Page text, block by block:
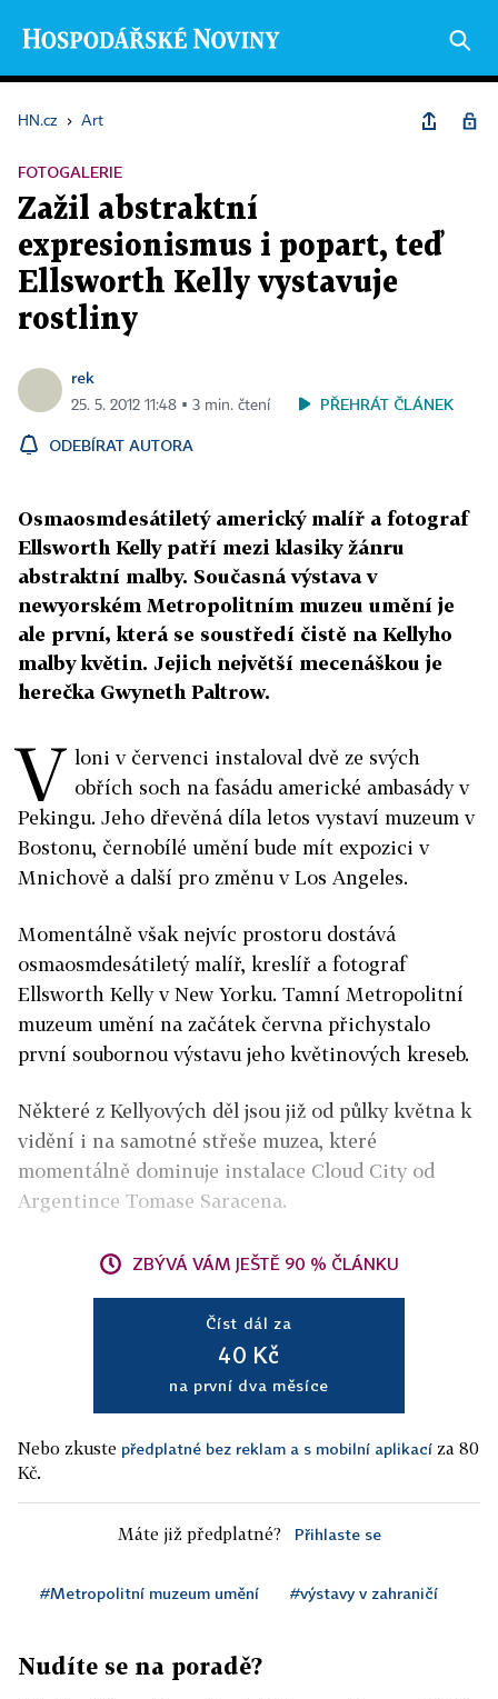
HN.cz › Art
FOTOGALERIE
Zažil abstraktní
expresionismus i popart, teď
Ellsworth Kelly vystavuje
rostliny
rek
25. 5. 2012 11:48 ▪ 3 min. čtení PŘEHRÁT ČLÁNEK
ODEBÍRAT AUTORA
Osmaosmdesátiletý americký malíř a fotograf
Ellsworth Kelly patří mezi klasiky žánru
abstraktní malby. Současná výstava v
newyorském Metropolitním muzeu umění je
ale první, která se soustředí čistě na Kellyho
malby květin. Jejich největší mecenáškou je
herečka Gwyneth Paltrow.
V loni v červenci instaloval dvě ze svých
obřích soch na fasádu americké ambasády v
Pekingu. Jeho dřevěná díla letos vystaví muzeum v
Bostonu, černobílé umění bude mít expozici v
Mnichově a další pro změnu v Los Angeles.
Momentálně však nejvíc prostoru dostává
osmaosmdesátiletý malíř, kreslíř a fotograf
Ellsworth Kelly v New Yorku. Tamní Metropolitní
muzeum umění na začátek června přichystalo
první soubornou výstavu jeho květinových kreseb.
Některé z Kellyových děl jsou již od půlky května k
vidění i na samotné střeše muzea, které
momentálně dominuje instalace Cloud City od
Argentince Tomase Saracena.
ZBÝVÁ VÁM JEŠTĚ 90 % ČLÁNKU
Číst dál za
40 Kč
na první dva měsíce
Nebo zkuste předplatné bez reklam a s mobilní aplikací za 80
Kč.
Máte již předplatné? Přihlaste se
#Metropolitní muzeum umění #výstavy v zahraničí
Nudíte se na poradě?